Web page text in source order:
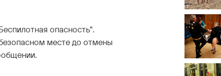
опасность".
месте до отмены